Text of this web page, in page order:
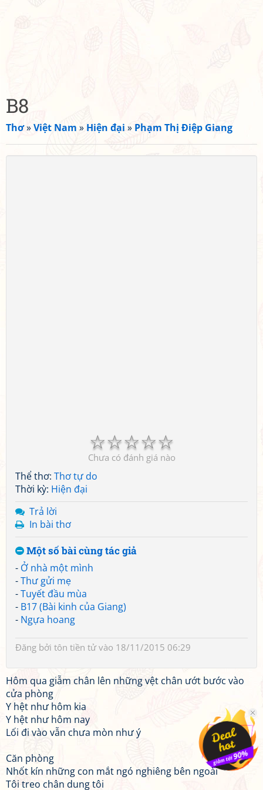
B8
Thơ»Việt Nam » Hiện đại » Phạm Thị Điệp Giang
☆
☆
☆
☆
☆
Chưa có đánh giá nào
Thể thơ: Thơ tự do
Thời kỳ: Hiện đại
Trả lời
In bài thơ
Một số bài cùng tác giả
- Ở nhà một mình
-Thư gửi mẹ
-Tuyết đầu mùa
- B17 (Bài kinh của Giang)
- Ngựa hoang
Đăng bởi tôn tiền tửvào 18/11/2015 06:29
Hôm qua giẫm chân lên những vệt chân ướt bước vào
cửa phòng
Y hệt như hôm kia
Y hệt như hôm nay
Lối đi vào vẫn chưa mòn như ý
Căn phòng
Nhốt kín những con mắt ngó nghiêng bên ngoài
Tôi treo chân dung tôi